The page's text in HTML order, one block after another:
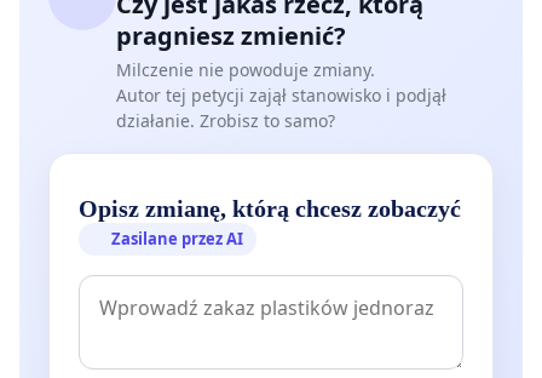
pragniesz zmienić?
Milczenie nie powoduje zmiany.
Autor tej petycji zajął stanowisko i podjął
działanie. Zrobisz to samo?
Opisz zmianę, którą chcesz zobaczyć
Zasilane przez AI